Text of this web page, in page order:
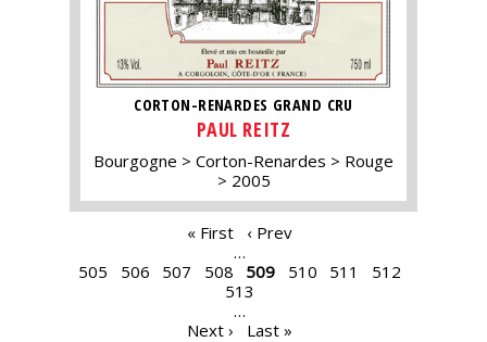
CORTON-RENARDES GRAND CRU
PAUL REITZ
Bourgogne Corton-Renardes
Rouge
2005
« First
‹ Prev
…
505
506 507 508 509 510 511
512
513
…
Next ›
Last »